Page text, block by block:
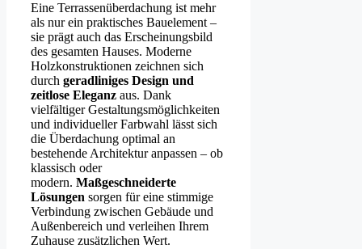
Eine Terrassenüberdachung ist mehr
als nur ein praktisches Bauelement –
sie prägt auch das Erscheinungsbild
des gesamten Hauses. Moderne
Holzkonstruktionen zeichnen sich
durch geradliniges Design und
zeitlose Eleganz aus. Dank
vielfältiger Gestaltungsmöglichkeiten
und individueller Farbwahl lässt sich
die Überdachung optimal an
bestehende Architektur anpassen – ob
klassisch oder
modern. Maßgeschneiderte
Lösungen sorgen für eine stimmige
Verbindung zwischen Gebäude und
Außenbereich und verleihen Ihrem
Zuhause zusätzlichen Wert.